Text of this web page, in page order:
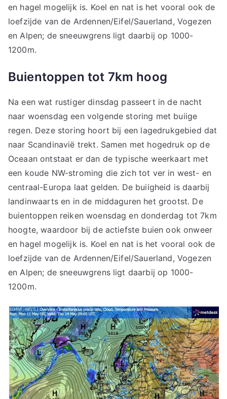
en hagel mogelijk is. Koel en nat is het vooral ook de
loefzijde van de Ardennen/Eifel/Sauerland, Vogezen
en Alpen; de sneeuwgrens ligt daarbij op 1000-
1200m.
Buientoppen tot 7km hoog
Na een wat rustiger dinsdag passeert in de nacht
naar woensdag een volgende storing met buiige
regen. Deze storing hoort bij een lagedrukgebied dat
naar Scandinavië trekt. Samen met hogedruk op de
Oceaan ontstaat er dan de typische weerkaart met
een koude NW-stroming die zich tot ver in west- en
centraal-Europa laat gelden. De buiigheid is daarbij
landinwaarts en in de middaguren het grootst. De
buientoppen reiken woensdag en donderdag tot 7km
hoogte, waardoor bij de actiefste buien ook onweer
en hagel mogelijk is. Koel en nat is het vooral ook de
loefzijde van de Ardennen/Eifel/Sauerland, Vogezen
en Alpen; de sneeuwgrens ligt daarbij op 1000-
1200m.